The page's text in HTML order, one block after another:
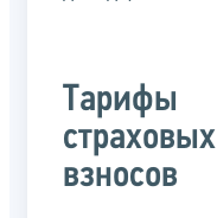
Тарифы
страховых
взносов